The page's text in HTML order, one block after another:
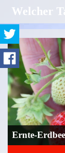
Welcher
Ernte-